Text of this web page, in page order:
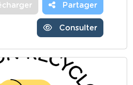
Partager
Consulter